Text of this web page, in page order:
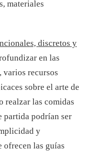
materiales
discretos y
en las
varios recursos
sobre el arte de
realzar las comidas
partida podrían ser
y
ofrecen las guías